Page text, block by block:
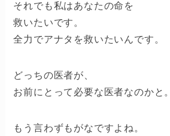
それでも私はあなたの命を
救いたいです。
全力でアナタを救いたいんです。
どっちの医者が、
お前にとって必要な医者なのかと。
もう言わずもがなですよね。